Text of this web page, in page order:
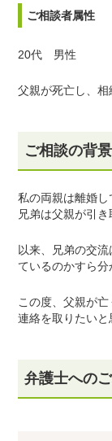
ご相談者属性
20代 男性
父親が死亡し、
ご相談の背景
私の両親は離婚し
兄弟は父親が引き
以来、兄弟の交
ているのかすら分
この度、父親が
連絡を取りたいと
弁護士への